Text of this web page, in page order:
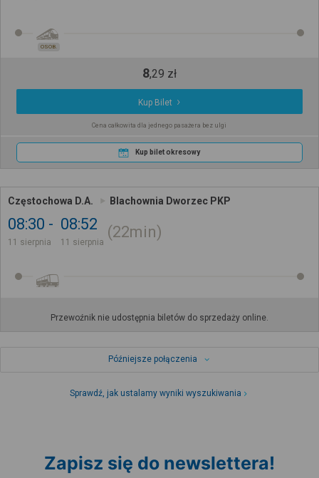
OSOB.
8,29 zł
Kup Bilet
Cena całkowita dla jednego pasażera bez ulgi
Kup bilet okresowy
Częstochowa D.A. Blachownia Dworzec PKP
08:30
11 sierpnia
08:52
11 sierpnia
22min
Przewoźnik nie udostępnia biletów do sprzedaży online.
Późniejsze połączenia
Sprawdź, jak ustalamy wyniki wyszukiwania
Zapisz się do newslettera!